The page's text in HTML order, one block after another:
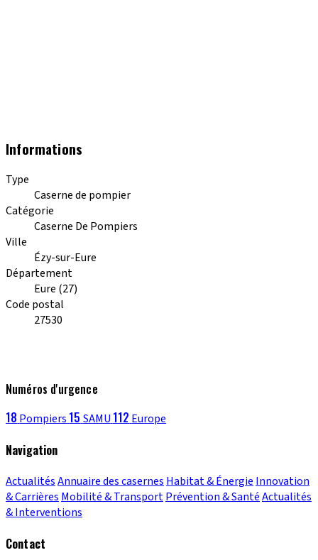
Informations
Type
Caserne de pompier
Catégorie
Caserne De Pompiers
Ville
Ézy-sur-Eure
Département
Eure (27)
Code postal
27530
Numéros d'urgence
18 Pompiers 15 SAMU 112 Europe
Navigation
ActualitésAnnuaire des casernes Habitat & Énergie Innovation
& Carrières Mobilité & TransportPrévention & SantéActualités
& Interventions
Contact